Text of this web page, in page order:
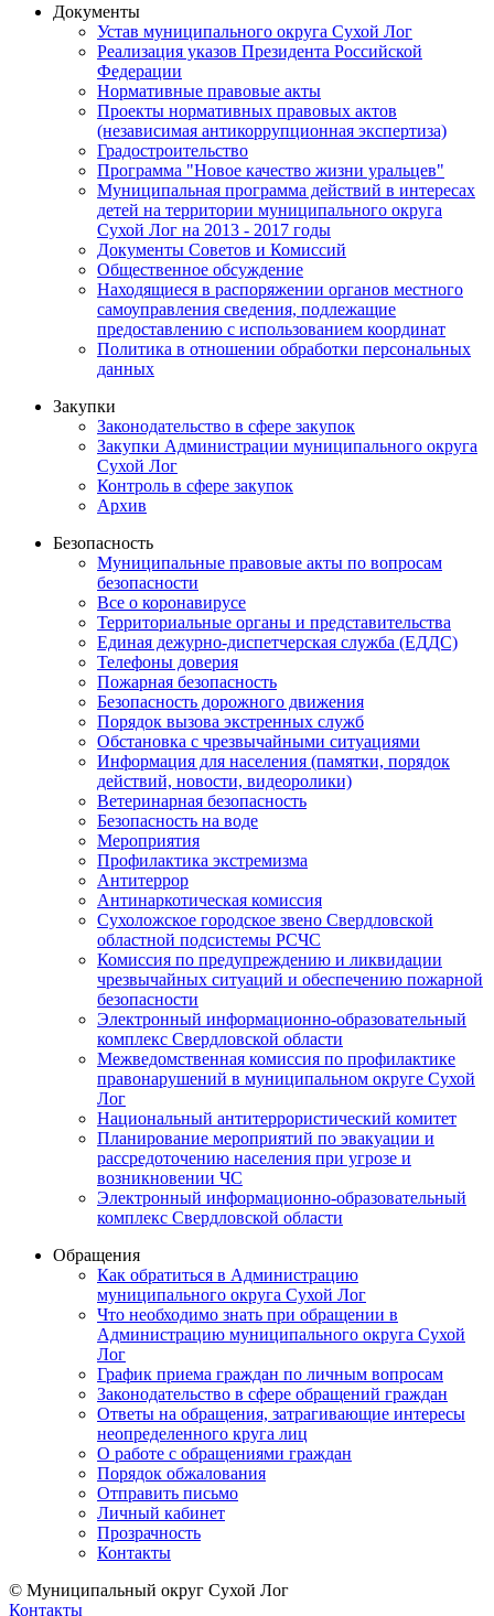
Документы
Устав муниципального округа Сухой Лог
Реализация указов Президента Российской
Федерации
Нормативные правовые акты
Проекты нормативных правовых актов
(независимая антикоррупционная экспертиза)
Градостроительство
Программа "Новое качество жизни уральцев"
Муниципальная программа действий в интересах
детей на территории муниципального округа
Сухой Лог на 2013 - 2017 годы
Документы Советов и Комиссий
Общественное обсуждение
Находящиеся в распоряжении органов местного
самоуправления сведения, подлежащие
предоставлению с использованием координат
Политика в отношении обработки персональных
данных
Закупки
Законодательство в сфере закупок
Закупки Администрации муниципального округа
Сухой Лог
Контроль в сфере закупок
Архив
Безопасность
Муниципальные правовые акты по вопросам
безопасности
Все о коронавирусе
Территориальные органы и представительства
Единая дежурно-диспетчерская служба (ЕДДС)
Телефоны доверия
Пожарная безопасность
Безопасность дорожного движения
Порядок вызова экстренных служб
Обстановка с чрезвычайными ситуациями
Информация для населения (памятки, порядок
действий, новости, видеоролики)
Ветеринарная безопасность
Безопасность на воде
Мероприятия
Профилактика экстремизма
Антитеррор
Антинаркотическая комиссия
Сухоложское городское звено Свердловской
областной подсистемы РСЧС
Комиссия по предупреждению и ликвидации
чрезвычайных ситуаций и обеспечению пожарной
безопасности
Электронный информационно-образовательный
комплекс Cвердловской области
Межведомственная комиссия по профилактике
правонарушений в муниципальном округе Сухой
Лог
Национальный антитеррористический комитет
Планирование мероприятий по эвакуации и
рассредоточению населения при угрозе и
возникновении ЧС
Электронный информационно-образовательный
комплекс Свердловской области
Обращения
Как обратиться в Администрацию
муниципального округа Сухой Лог
Что необходимо знать при обращении в
Администрацию муниципального округа Сухой
Лог
График приема граждан по личным вопросам
Законодательство в сфере обращений граждан
Ответы на обращения, затрагивающие интересы
неопределенного круга лиц
О работе с обращениями граждан
Порядок обжалования
Отправить письмо
Личный кабинет
Прозрачность
Контакты
© Муниципальный округ Сухой Лог
Контакты